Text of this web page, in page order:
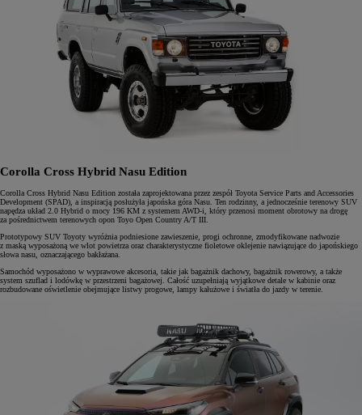
Corolla Cross Hybrid Nasu Edition
Corolla Cross Hybrid Nasu Edition została zaprojektowana przez zespół Toyota Service Parts and Accessories
Development (SPAD), a inspiracją posłużyła japońska góra Nasu. Ten rodzinny, a jednocześnie terenowy SUV
napędza układ 2.0 Hybrid o mocy 196 KM z systemem AWD-i, który przenosi moment obrotowy na drogę
za pośrednictwem terenowych opon Toyo Open Country A/T III.
Prototypowy SUV Toyoty wyróżnia podniesione zawieszenie, progi ochronne, zmodyfikowane nadwozie
z maską wyposażoną we wlot powietrza oraz charakterystyczne fioletowe oklejenie nawiązujące do japońskiego
słowa nasu, oznaczającego bakłażana.
Samochód wyposażono w wyprawowe akcesoria, takie jak bagażnik dachowy, bagażnik rowerowy, a także
system szuflad i lodówkę w przestrzeni bagażowej. Całość uzupełniają wyjątkowe detale w kabinie oraz
rozbudowane oświetlenie obejmujące listwy progowe, lampy kałużowe i światła do jazdy w terenie.